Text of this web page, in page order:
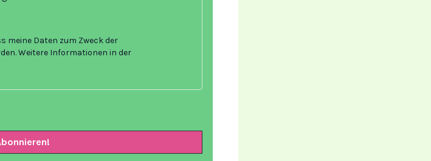
meine Daten zum Zweck der
Weitere Informationen in der